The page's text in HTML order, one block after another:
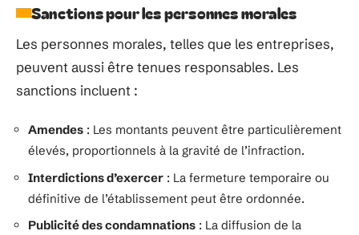
Sanctions pour les personnes morales
Les personnes morales, telles que les entreprises,
peuvent aussi être tenues responsables. Les
sanctions incluent :
Amendes : Les montants peuvent être particulièrement
élevés, proportionnels à la gravité de l’infraction.
Interdictions d’exercer : La fermeture temporaire ou
définitive de l’établissement peut être ordonnée.
Publicité des condamnations : La diffusion de la